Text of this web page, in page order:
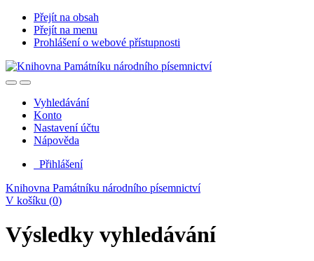
Přejít na obsah
Přejít na menu
Prohlášení o webové přístupnosti
Vyhledávání
Konto
Nastavení účtu
Nápověda
Přihlášení
Knihovna Památníku národního písemnictví
V košíku (0)
Výsledky vyhledávání